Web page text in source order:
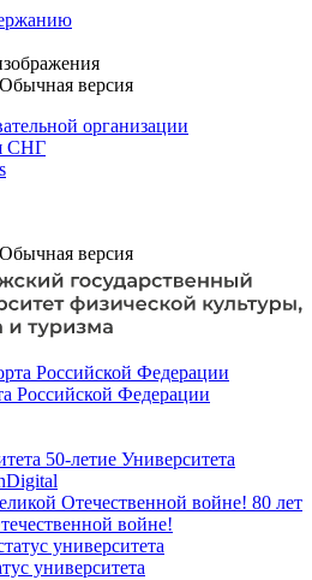
Обычная версия
организации
СНГ
Обычная версия
Российской Федерации
50-летие Университета
80 лет
войне!
университета